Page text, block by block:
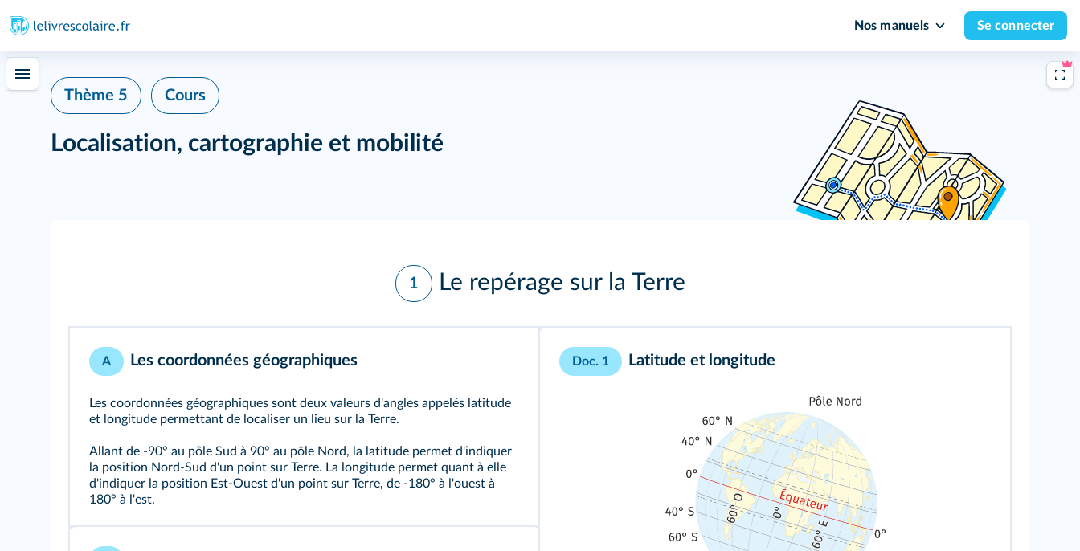
Nos manuels Se connecter
Thème 5 Cours
Localisation, cartographie et mobilité
1 Le repérage sur la Terre
A Les coordonnées géographiques
Les coordonnées géographiques sont deux valeurs d'angles appelés latitude
et longitude permettant de localiser un lieu sur la Terre.
Allant de -90° au pôle Sud à 90° au pôle Nord, la latitude permet d'indiquer
la position Nord-Sud d'un point sur Terre. La longitude permet quant à elle
d'indiquer la position Est-Ouest d'un point sur Terre, de -180° à l'ouest à
180° à l'est.
Doc. 1 Latitude et longitude